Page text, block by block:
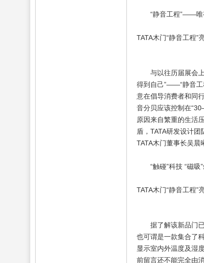
“静音工程”——唯
TATA木门“静音工程”
与以往历届展会上
得到自己”——“静音工
意在倡导消费者和同
音分贝应该控制在
原因来自繁重的生活
盾，TATA研发设计
TATA木门董事长吴晨
“触碰”科技 “磁
TATA木门“静音工程”
据了解该新品门已
也可谓是一款集合了
显示室内外温度及湿
前留言还不能完全由